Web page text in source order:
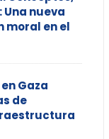
nueva
moral en el
Gaza
de